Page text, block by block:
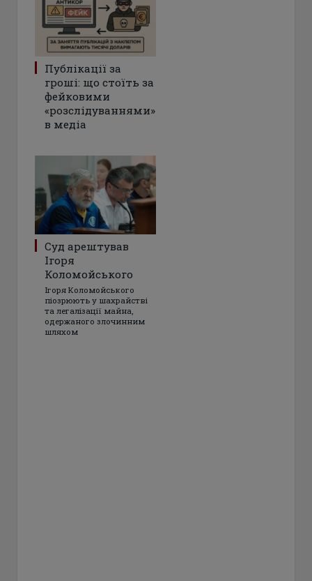
Публікації за
гроші: що стоїть за
фейковими
«розслідуваннями»
в медіа
Суд арештував
Ігоря
Коломойського
Ігоря Коломойського
піозрюють у шахрайстві
та легалізації майна,
одержаного злочинним
шляхом